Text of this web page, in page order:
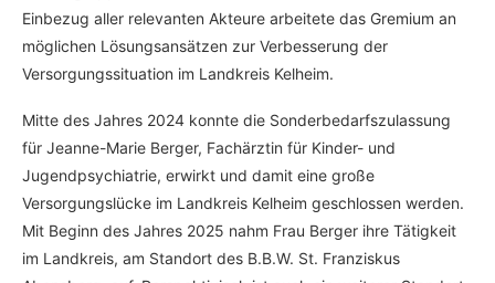
Einbezug aller relevanten Akteure arbeitete das Gremium an
möglichen Lösungsansätzen zur Verbesserung der
Versorgungssituation im Landkreis Kelheim.
Mitte des Jahres 2024 konnte die Sonderbedarfszulassung
für Jeanne-Marie Berger, Fachärztin für Kinder- und
Jugendpsychiatrie, erwirkt und damit eine große
Versorgungslücke im Landkreis Kelheim geschlossen werden.
Mit Beginn des Jahres 2025 nahm Frau Berger ihre Tätigkeit
im Landkreis, am Standort des B.B.W. St. Franziskus